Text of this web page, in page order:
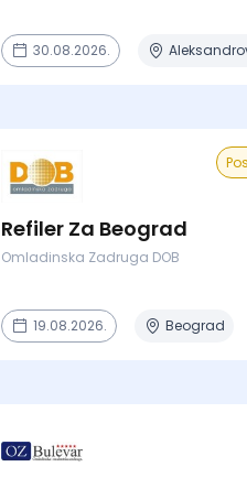
30.08.2026.
Refiler Za Beograd
Omladinska Zadruga DOB
19.08.2026. Beograd